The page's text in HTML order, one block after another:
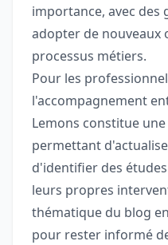
importance, avec
adopter de nouveaux
processus métiers.
Pour les
l'accompagnement
Lemons constitue
permettant
d'identifier des
leurs propres
thématique du blog
pour rester informé